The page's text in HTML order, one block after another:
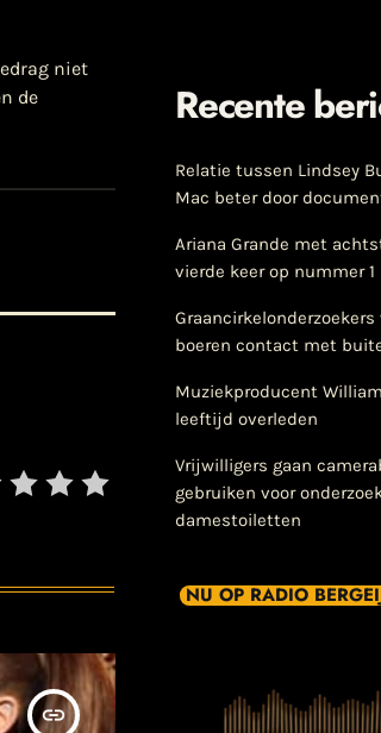
niet
de
insert_link
Recente
Relatie tussen Lindsey
Mac beter door
Ariana Grande met
vierde keer op nummer 1
boeren contact met
Muziekproducent
leeftijd overleden
Vrijwilligers gaan
gebruiken voor
damestoiletten
NU OP RADIO